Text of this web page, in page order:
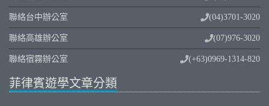
聯絡台中辦公室 (04)3701-3020
聯絡高雄辦公室 (07)976-3020
聯絡宿霧辦公室 (+63)0969-1314-820
菲律賓遊學文章分類